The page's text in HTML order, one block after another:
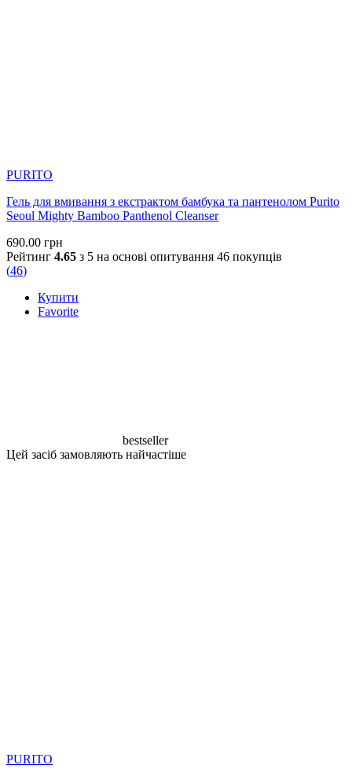
PURITO
Гель для вмивання з екстрактом бамбука та пантенолом Purito
Seoul Mighty Bamboo Panthenol Cleanser
690.00 грн
Рейтинг 4.65 з 5 на основі опитування 46 покупців
(46)
Купити
Favorite
bestseller
Цей засіб замовляють найчастіше
PURITO